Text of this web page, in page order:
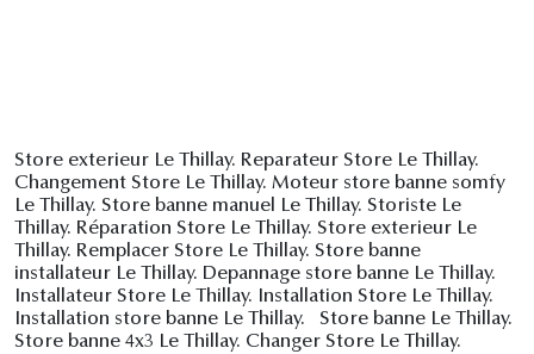
Store exterieur Le Thillay. Reparateur Store Le Thillay.
Changement Store Le Thillay. Moteur store banne somfy
Le Thillay. Store banne manuel Le Thillay. Storiste Le
Thillay. Réparation Store Le Thillay. Store exterieur Le
Thillay. Remplacer Store Le Thillay. Store banne
installateur Le Thillay. Depannage store banne Le Thillay.
Installateur Store Le Thillay. Installation Store Le Thillay.
Installation store banne Le Thillay. Store banne Le Thillay.
Store banne 4x3 Le Thillay. Changer Store Le Thillay.